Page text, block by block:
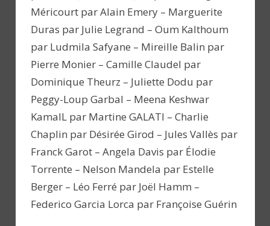
Méricourt par Alain Emery – Marguerite
Duras par Julie Legrand – Oum Kalthoum
par Ludmila Safyane – Mireille Balin par
Pierre Monier – Camille Claudel par
Dominique Theurz – Juliette Dodu par
Peggy-Loup Garbal – Meena Keshwar
KamalL par Martine GALATI – Charlie
Chaplin par Désirée Girod – Jules Vallès par
Franck Garot – Angela Davis par Élodie
Torrente – Nelson Mandela par Estelle
Berger – Léo Ferré par Joël Hamm –
Federico Garcia Lorca par Françoise Guérin